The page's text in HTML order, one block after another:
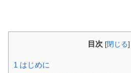
目次 [閉じる]
1 はじめに